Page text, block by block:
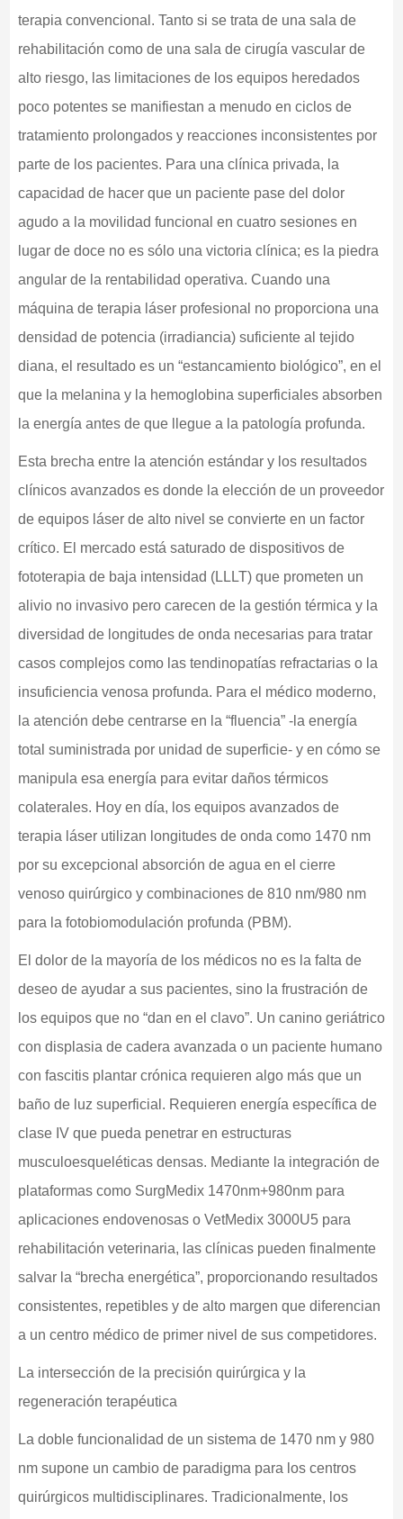
terapia convencional. Tanto si se trata de una sala de
rehabilitación como de una sala de cirugía vascular de
alto riesgo, las limitaciones de los equipos heredados
poco potentes se manifiestan a menudo en ciclos de
tratamiento prolongados y reacciones inconsistentes por
parte de los pacientes. Para una clínica privada, la
capacidad de hacer que un paciente pase del dolor
agudo a la movilidad funcional en cuatro sesiones en
lugar de doce no es sólo una victoria clínica; es la piedra
angular de la rentabilidad operativa. Cuando una
máquina de terapia láser profesional no proporciona una
densidad de potencia (irradiancia) suficiente al tejido
diana, el resultado es un “estancamiento biológico”, en el
que la melanina y la hemoglobina superficiales absorben
la energía antes de que llegue a la patología profunda.
Esta brecha entre la atención estándar y los resultados
clínicos avanzados es donde la elección de un proveedor
de equipos láser de alto nivel se convierte en un factor
crítico. El mercado está saturado de dispositivos de
fototerapia de baja intensidad (LLLT) que prometen un
alivio no invasivo pero carecen de la gestión térmica y la
diversidad de longitudes de onda necesarias para tratar
casos complejos como las tendinopatías refractarias o la
insuficiencia venosa profunda. Para el médico moderno,
la atención debe centrarse en la “fluencia” -la energía
total suministrada por unidad de superficie- y en cómo se
manipula esa energía para evitar daños térmicos
colaterales. Hoy en día, los equipos avanzados de
terapia láser utilizan longitudes de onda como 1470 nm
por su excepcional absorción de agua en el cierre
venoso quirúrgico y combinaciones de 810 nm/980 nm
para la fotobiomodulación profunda (PBM).
El dolor de la mayoría de los médicos no es la falta de
deseo de ayudar a sus pacientes, sino la frustración de
los equipos que no “dan en el clavo”. Un canino geriátrico
con displasia de cadera avanzada o un paciente humano
con fascitis plantar crónica requieren algo más que un
baño de luz superficial. Requieren energía específica de
clase IV que pueda penetrar en estructuras
musculoesqueléticas densas. Mediante la integración de
plataformas como SurgMedix 1470nm+980nm para
aplicaciones endovenosas o VetMedix 3000U5 para
rehabilitación veterinaria, las clínicas pueden finalmente
salvar la “brecha energética”, proporcionando resultados
consistentes, repetibles y de alto margen que diferencian
a un centro médico de primer nivel de sus competidores.
La intersección de la precisión quirúrgica y la
regeneración terapéutica
La doble funcionalidad de un sistema de 1470 nm y 980
nm supone un cambio de paradigma para los centros
quirúrgicos multidisciplinares. Tradicionalmente, los